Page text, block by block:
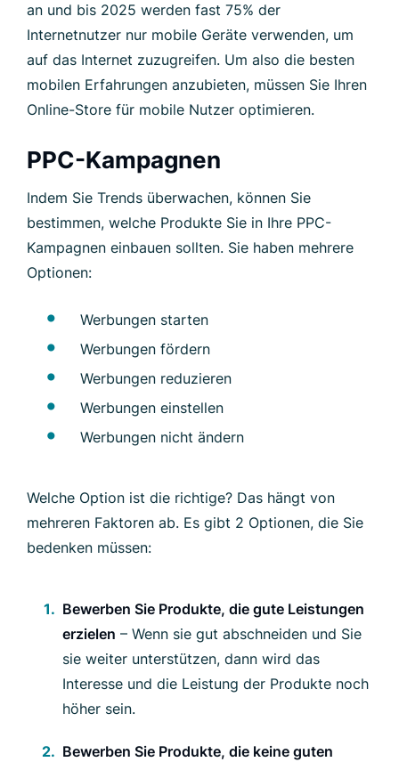
an und bis 2025 werden fast 75% der
Internetnutzer nur mobile Geräte verwenden, um
auf das Internet zuzugreifen. Um also die besten
mobilen Erfahrungen anzubieten, müssen Sie Ihren
Online-Store für mobile Nutzer optimieren.
PPC-Kampagnen
Indem Sie Trends überwachen, können Sie
bestimmen, welche Produkte Sie in Ihre PPC-
Kampagnen einbauen sollten. Sie haben mehrere
Optionen:
Werbungen starten
Werbungen fördern
Werbungen reduzieren
Werbungen einstellen
Werbungen nicht ändern
Welche Option ist die richtige? Das hängt von
mehreren Faktoren ab. Es gibt 2 Optionen, die Sie
bedenken müssen:
Bewerben Sie Produkte, die gute Leistungen
erzielen – Wenn sie gut abschneiden und Sie
sie weiter unterstützen, dann wird das
Interesse und die Leistung der Produkte noch
höher sein.
Bewerben Sie Produkte, die keine guten